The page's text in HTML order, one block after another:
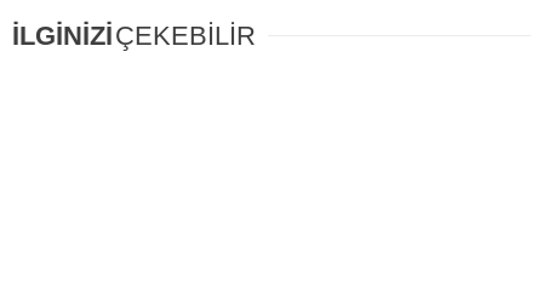
İLGİNİZİÇEKEBİLİR